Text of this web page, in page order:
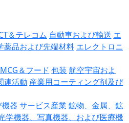
＆テレコム 自動車および輸送 エ
薬品および先端材料 エレクトロニ
＆フード 包装 航空宇宙およ
連活動 産業用コーティング剤及び
器 サービス産業 鉱物、金属、鉱
学機器、写真機器、および医療機